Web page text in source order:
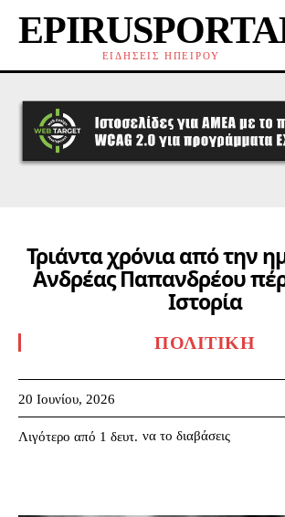
ΕΙΔΗΣΕΙΣ ΗΠΕΙΡΟΥ
Τριάντα χρόνια από την
Ανδρέας Παπανδρέου
Ιστορία
ΠΟΛΙΤΙΚΉ
20 Ιουνίου, 2026
Λιγότερο από 1 δευτ. να το διαβάσεις